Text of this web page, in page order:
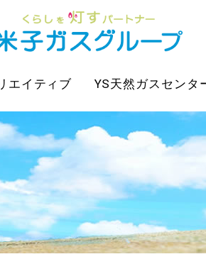
エイティブ YS天然ガスセンタ